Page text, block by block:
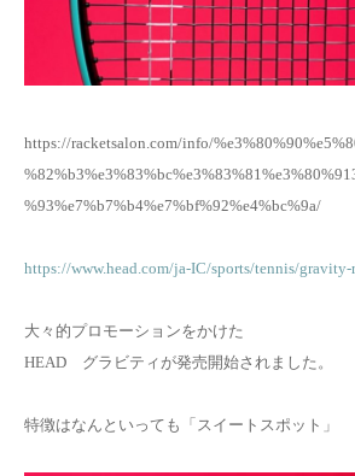
https://racketsalon.com/info/
%93%e7%b7%b4%e7%bf%92%e4%bc%9a/
https://www.head.com/ja-IC/sports/tennis/gravity-
大々的プロモーションをかけた
HEAD グラビティが発売開始されました。
特徴はなんといっても「スイートスポット」
アクセス
お問い合わせ